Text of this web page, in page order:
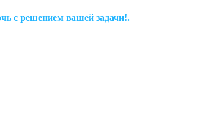
с решением вашей задачи!.